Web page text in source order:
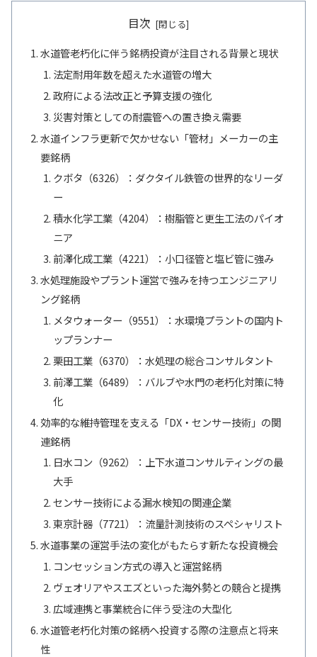
目次
水道管老朽化に伴う銘柄投資が注目される背景と現状
法定耐用年数を超えた水道管の増大
政府による法改正と予算支援の強化
災害対策としての耐震管への置き換え需要
水道インフラ更新で欠かせない「管材」メーカーの主
要銘柄
クボタ（6326）：ダクタイル鉄管の世界的なリーダ
ー
積水化学工業（4204）：樹脂管と更生工法のパイオ
ニア
前澤化成工業（4221）：小口径管と塩ビ管に強み
水処理施設やプラント運営で強みを持つエンジニアリ
ング銘柄
メタウォーター（9551）：水環境プラントの国内ト
ップランナー
栗田工業（6370）：水処理の総合コンサルタント
前澤工業（6489）：バルブや水門の老朽化対策に特
化
効率的な維持管理を支える「DX・センサー技術」の関
連銘柄
日水コン（9262）：上下水道コンサルティングの最
大手
センサー技術による漏水検知の関連企業
東京計器（7721）：流量計測技術のスペシャリスト
水道事業の運営手法の変化がもたらす新たな投資機会
コンセッション方式の導入と運営銘柄
ヴェオリアやスエズといった海外勢との競合と提携
広域連携と事業統合に伴う受注の大型化
水道管老朽化対策の銘柄へ投資する際の注意点と将来
性